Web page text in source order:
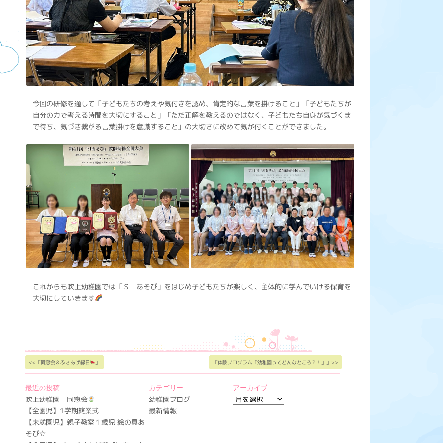
今回の研修を通して「子どもたちの考えや気付きを認め、肯定的な言葉を掛けること」「子どもたちが
自分の力で考える時間を大切にすること」「ただ正解を教えるのではなく、子どもたち自身が気づくま
で待ち、気づき繋がる言葉掛けを意識すること」の大切さに改めて気が付くことができました。
これからも吹上幼稚園では「ＳＩあそび」をはじめ子どもたちが楽しく、主体的に学んでいける保育を
大切にしていきます
<<「同窓会＆ふきあげ縁日 」 「体験プログラム「幼稚園ってどんなところ？！」」>>
最近の投稿
吹上幼稚園 同窓会
【全園児】1学期終業式
【未就園児】親子教室１歳児 絵の具あ
そび☆
カテゴリー
幼稚園ブログ
最新情報
アーカイブ
ア